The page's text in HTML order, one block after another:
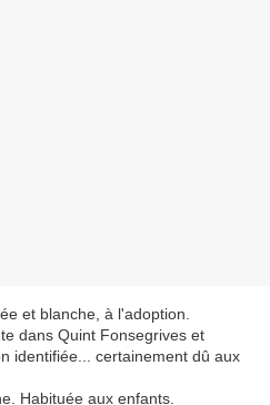
et blanche, à l'adoption.
dans Quint Fonsegrives et
identifiée... certainement dû aux
Habituée aux enfants.